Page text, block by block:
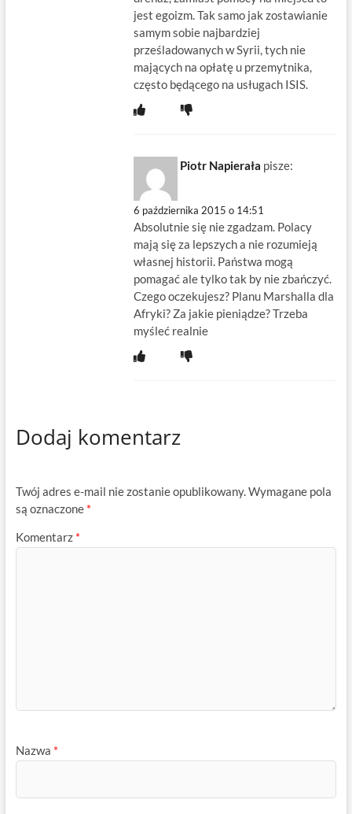
jest egoizm. Tak samo jak zostawianie
samym sobie najbardziej
prześladowanych w Syrii, tych nie
mających na opłatę u przemytnika,
często będącego na usługach ISIS.
Piotr Napierała pisze:
6 października 2015 o 14:51
Absolutnie się nie zgadzam. Polacy
mają się za lepszych a nie rozumieją
własnej historii. Państwa mogą
pomagać ale tylko tak by nie zbańczyć.
Czego oczekujesz? Planu Marshalla dla
Afryki? Za jakie pieniądze? Trzeba
myśleć realnie
Dodaj komentarz
Twój adres e-mail nie zostanie opublikowany.Wymagane pola
są oznaczone *
Komentarz *
Nazwa *